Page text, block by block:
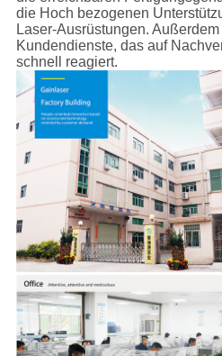
die Hoch bezogenen
Laser-Ausrüstungen.
Kundendienste, das auf
schnell reagiert.